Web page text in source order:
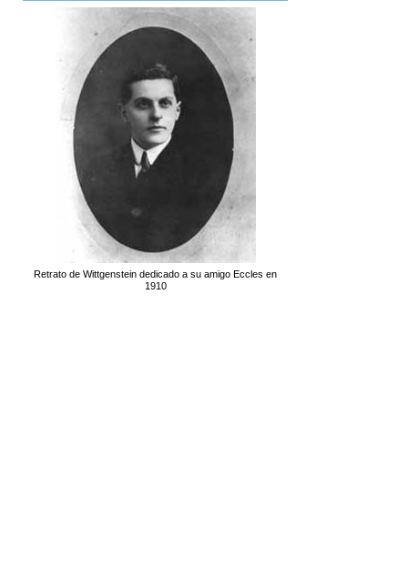
Retrato de Wittgenstein dedicado a su amigo Eccles en
1910